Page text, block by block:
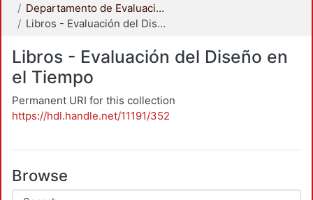
Departamento de Evaluación del Diseño en el Tiempo
Libros - Evaluación del Diseño en el Tiempo
Libros - Evaluación del Diseño en
el Tiempo
Permanent URI for this collection
https://hdl.handle.net/11191/352
Browse